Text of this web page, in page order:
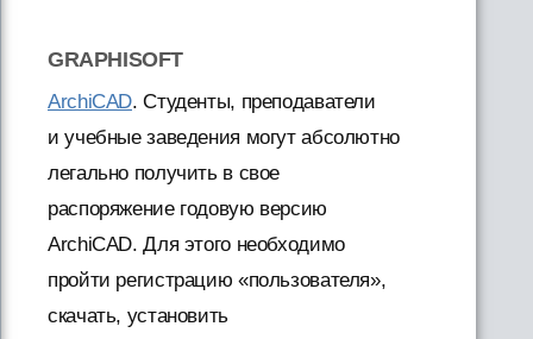
GRAPHISOFT
ArchiCAD. Студенты, преподаватели
и учебные заведения могут абсолютно
легально получить в свое
распоряжение годовую версию
ArchiCAD. Для этого необходимо
пройти регистрацию «пользователя»,
скачать, установить